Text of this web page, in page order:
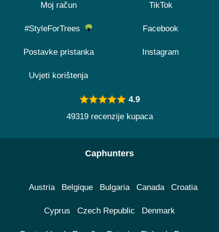
Moj račun
#StyleForTrees
Postavke pristanka
Uvjeti korištenja
TikTok
Facebook
Instagram
4.9
49319 recenzije kupaca
Caphunters
Austria Belgique Bulgaria Canada Croatia
Cyprus Czech Republic Denmark